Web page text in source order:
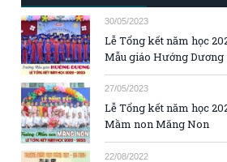
30/05/2023
Lễ Tổng kết năm học
Mẫu giáo Hướng Dương
27/05/2023
Lễ Tổng kết năm học
Mầm non Măng Non
22/08/2022